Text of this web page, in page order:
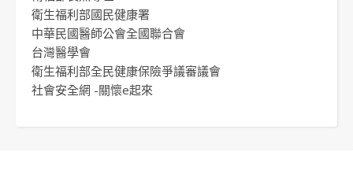
衛生福利部國民健康署
中華民國醫師公會全國聯合會
台灣醫學會
衛生福利部全民健康保險爭議審議會
社會安全網 -關懷e起來